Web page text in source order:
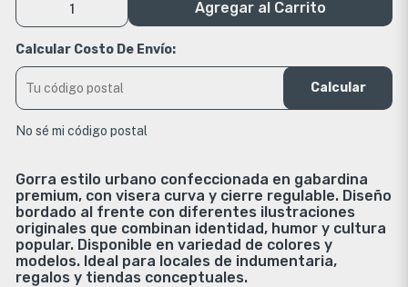
Agregar al Carrito
Calcular Costo De Envío:
Calcular
No sé mi código postal
Gorra estilo urbano confeccionada en gabardina
premium, con visera curva y cierre regulable. Diseño
bordado al frente con diferentes ilustraciones
originales que combinan identidad, humor y cultura
popular. Disponible en variedad de colores y
modelos. Ideal para locales de indumentaria,
regalos y tiendas conceptuales.